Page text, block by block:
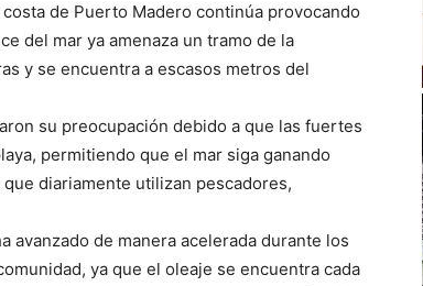
de Puerto Madero continúa provocando
del mar ya amenaza un tramo de la
y se encuentra a escasos metros del
su preocupación debido a que las fuertes
permitiendo que el mar siga ganando
diariamente utilizan pescadores,
avanzado de manera acelerada durante los
ya que el oleaje se encuentra cada